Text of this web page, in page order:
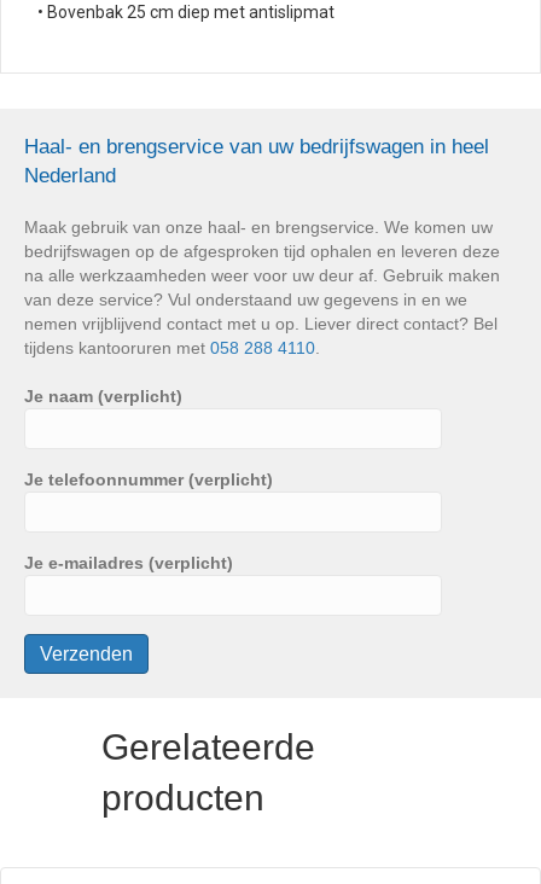
• Bovenbak 25 cm diep met antislipmat
Haal- en brengservice van uw bedrijfswagen in heel
Nederland
Maak gebruik van onze haal- en brengservice. We komen uw
bedrijfswagen op de afgesproken tijd ophalen en leveren deze
na alle werkzaamheden weer voor uw deur af. Gebruik maken
van deze service? Vul onderstaand uw gegevens in en we
nemen vrijblijvend contact met u op. Liever direct contact? Bel
tijdens kantooruren met 058 288 4110
Je naam (verplicht)
Je telefoonnummer (verplicht)
Je e-mailadres (verplicht)
Gerelateerde
producten